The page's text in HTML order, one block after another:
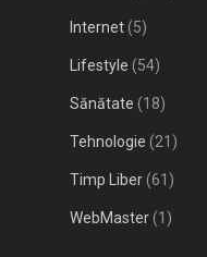
Internet(5)
Lifestyle (54)
Sănătate (18)
Tehnologie (21)
Timp Liber(61)
WebMaster(1)